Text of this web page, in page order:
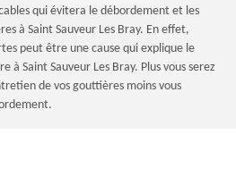
qui évitera le débordement et les
à Saint Sauveur Les Bray. En effet,
peut être une cause qui explique le
Saint Sauveur Les Bray. Plus vous serez
de vos gouttières moins vous